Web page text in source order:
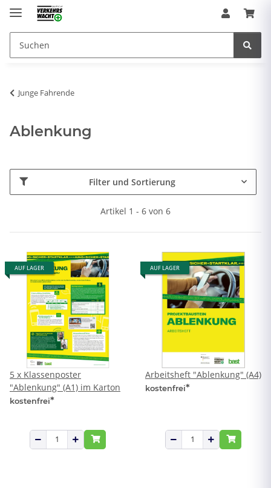
Junge Fahrende
Ablenkung
Filter und Sortierung
Artikel 1 - 6 von 6
AUF LAGER
5 x Klassenposter
"Ablenkung" (A1) im Karton
kostenfrei*
AUF LAGER
Arbeitsheft "Ablenkung" (A4)
kostenfrei*